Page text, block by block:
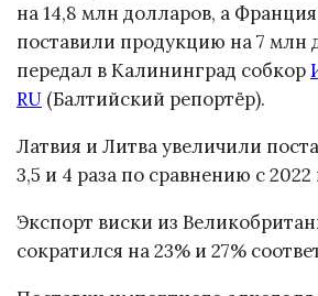
на 14,8 млн долларов, а
поставили продукцию на 7 млн
передал в Калининград собкор
RU (Балтийский репортёр).
Латвия и Литва увеличили
3,5 и 4 раза по сравнению с 2022
Экспорт виски из
сократился на 23% и 27%